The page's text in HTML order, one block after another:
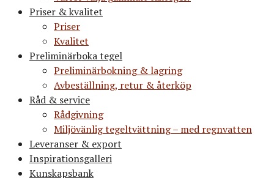
Priser & kvalitet
Priser
Kvalitet
Preliminärboka tegel
Preliminärbokning & lagring
Avbeställning, retur & återköp
Råd & service
Rådgivning
Miljövänlig tegeltvättning – med regnvatten
Leveranser & export
Inspirationsgalleri
Kunskapsbank